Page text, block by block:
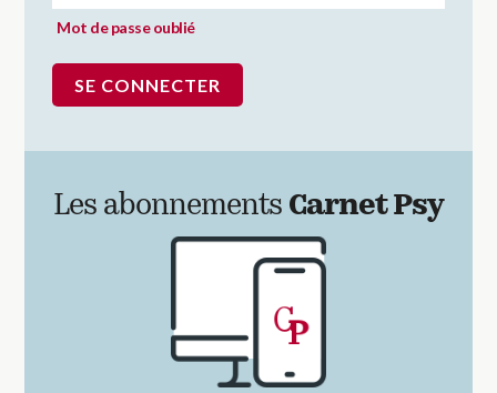
Mot de passe oublié
Les abonnements Carnet Psy